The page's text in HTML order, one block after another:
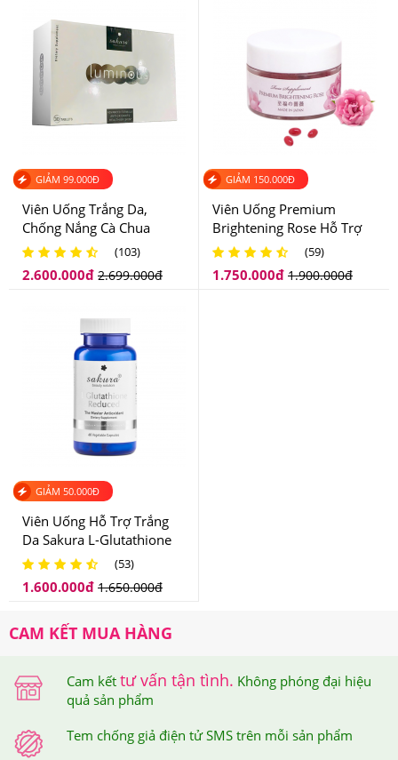
Complex (from Non-GMO Sunflower Oil and Lecithin).
Other Ingredients: Methylcellulose Capsule.
tông da sáng hồng rạng rỡ, phục hồi da cháy nắng
3.Viên Uống Hỗ Trợ Trắng Da Codeage
Liposomal Glutathione 1000mg Của Mỹ Có Tốt
Không? Ai Đã Sử Dụng?
Viên Uống Hỗ Trợ Trắng Da Codeage Liposomal
Sản phẩm Codeage Liposomal Glutathione 1000mg Của
nhà máy đạt chuẩn cGMP – chứng nhận cao cấp ban
GIẢM 99.000Đ
Viên Uống Trắng Da,
Chống Nắng Cà Chua
Trắng Sakura Luminous
Hộp 30 Viên
(103)
2.600.000đ 2.699.000đ
GIẢM 150.000Đ
Viên Uống Premium
Brightening Rose Hỗ Trợ
Thơm Cơ Thể Và Trắng Da
Của Nhật Bản
(59)
1.750.000đ 1.900.000đ
GIẢM 50.000Đ
Viên Uống Hỗ Trợ Trắng
Da Sakura L-Glutathione
Reduced Nhật Bản 60 viên
(53)
1.600.000đ 1.650.000đ
CAM KẾT MUA HÀNG
Cam kết tư vấn tận tình. Không phóng đại hiệu
quả sản phẩm
Tem chống giả điện tử SMS trên mỗi sản phẩm